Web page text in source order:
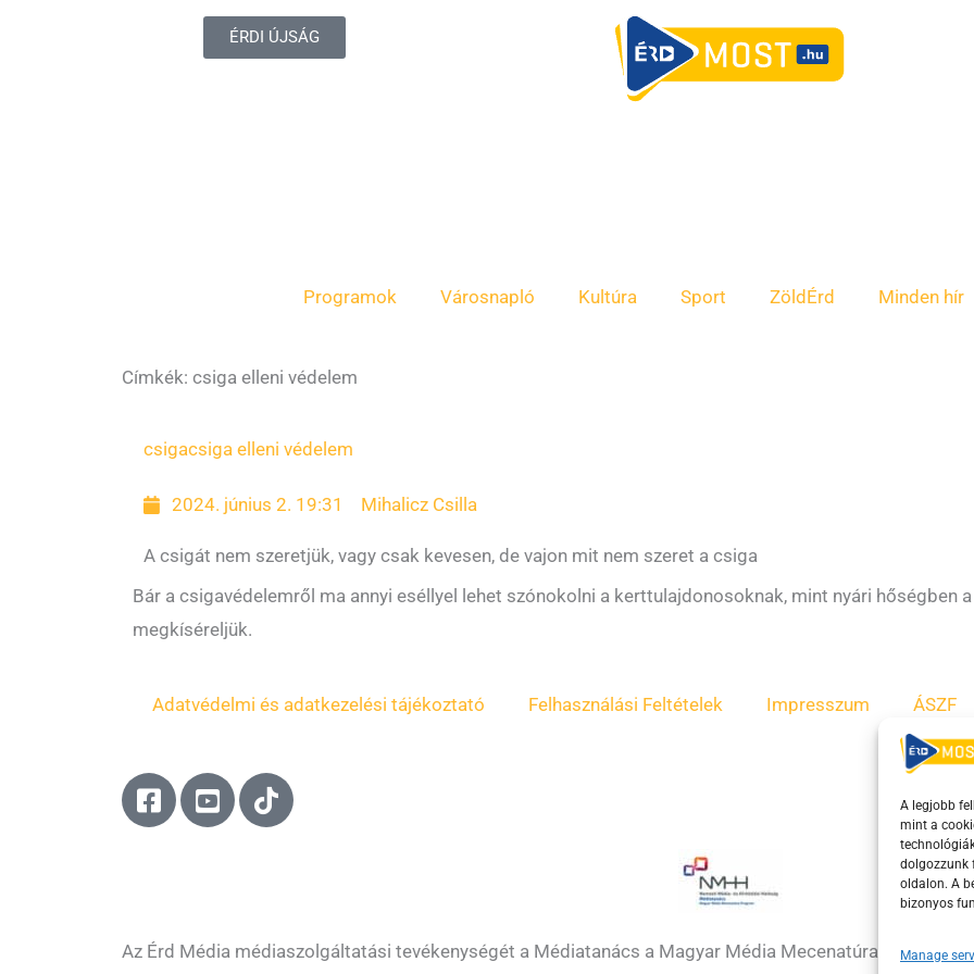
A legjobb
mint a
dolgozzunk
oldalon. A
bizonyos
Manage
ÉRDI ÚJSÁG
Programok Városnapló Kultúra Sport ZöldÉrd Minden hír
Címkék: csiga elleni védelem
csigacsiga elleni védelem
2024. június 2. 19:31 Mihalicz Csilla
A csigát nem szeretjük, vagy csak kevesen, de vajon mit nem szeret a csiga
Bár a csigavédelemről ma annyi eséllyel lehet szónokolni a kerttulajdonosoknak, mint nyári hőségben
megkíséreljük.
Adatvédelmi és adatkezelési tájékoztató Felhasználási Feltételek Impresszum ÁSZF
F
a
o
Y
o
e
T
i
Az Érd Média médiaszolgáltatási tevékenységét a Médiatanács a Magyar Média Mecenatúra program